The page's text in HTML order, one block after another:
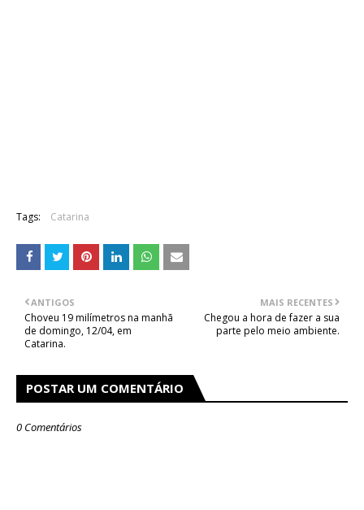
Tags: Catarina
MAIS RECENTES
Chegou a hora de fazer a sua
parte pelo meio ambiente.
ANTIGOS
Choveu 19 milímetros na manhã
de domingo, 12/04, em
Catarina.
POSTAR UM COMENTÁRIO
0 Comentários